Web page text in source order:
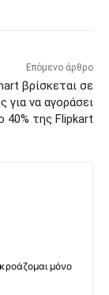
Επόμενο άρθρο
βρίσκεται σε
για να αγοράσει
40% της Flipkart
μόνο